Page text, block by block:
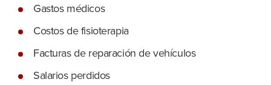
Gastos médicos
Costos de fisioterapia
Facturas de reparación de vehículos
Salarios perdidos